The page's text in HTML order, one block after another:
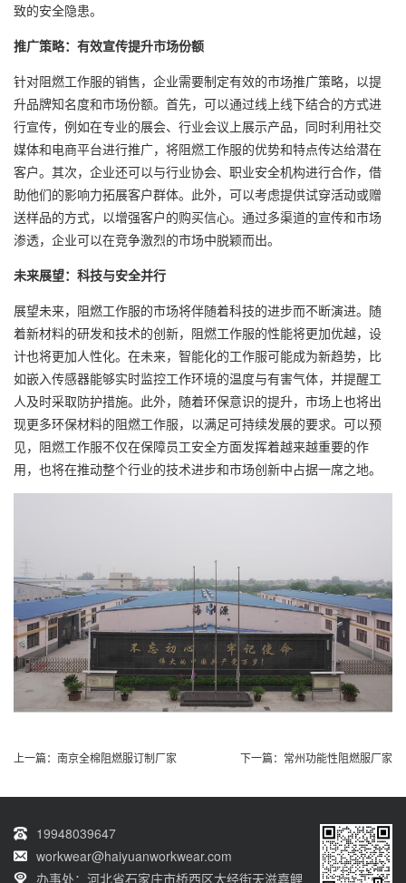
致的安全隐患。
推广策略：有效宣传提升市场份额
针对阻燃工作服的销售，企业需要制定有效的市场推广策略，以提
升品牌知名度和市场份额。首先，可以通过线上线下结合的方式进
行宣传，例如在专业的展会、行业会议上展示产品，同时利用社交
媒体和电商平台进行推广，将阻燃工作服的优势和特点传达给潜在
客户。其次，企业还可以与行业协会、职业安全机构进行合作，借
助他们的影响力拓展客户群体。此外，可以考虑提供试穿活动或赠
送样品的方式，以增强客户的购买信心。通过多渠道的宣传和市场
渗透，企业可以在竞争激烈的市场中脱颖而出。
未来展望：科技与安全并行
展望未来，阻燃工作服的市场将伴随着科技的进步而不断演进。随
着新材料的研发和技术的创新，阻燃工作服的性能将更加优越，设
计也将更加人性化。在未来，智能化的工作服可能成为新趋势，比
如嵌入传感器能够实时监控工作环境的温度与有害气体，并提醒工
人及时采取防护措施。此外，随着环保意识的提升，市场上也将出
现更多环保材料的阻燃工作服，以满足可持续发展的要求。可以预
见，阻燃工作服不仅在保障员工安全方面发挥着越来越重要的作
用，也将在推动整个行业的技术进步和市场创新中占据一席之地。
上一篇： 南京全棉阻燃服订制厂家 下一篇： 常州功能性阻燃服厂家
19948039647
workwear@haiyuanworkwear.com
办事处：河北省石家庄市桥西区大经街天滋嘉鲤